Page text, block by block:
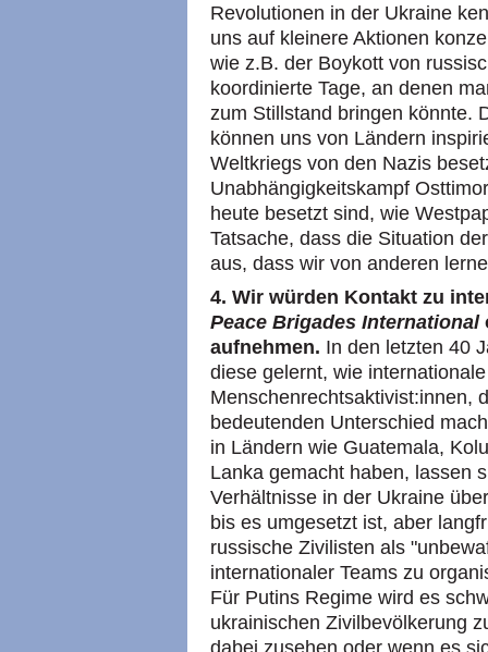
Revolutionen in der Ukraine
uns auf kleinere Aktionen
wie z.B. der Boykott von
koordinierte Tage, an denen
zum Stillstand bringen könnte.
können uns von Ländern
Weltkriegs von den Nazis
Unabhängigkeitskampf
heute besetzt sind, wie
Tatsache, dass die Situation
aus, dass wir von anderen
4. Wir würden Kontakt zu
Peace Brigades International
aufnehmen. In den letzten 40
diese gelernt, wie
Menschenrechtsaktivist:innen,
bedeutenden Unterschied
in Ländern wie Guatemala,
Lanka gemacht haben, lassen
Verhältnisse in der Ukraine
bis es umgesetzt ist, aber
russische Zivilisten als
internationaler Teams zu
Für Putins Regime wird es
ukrainischen Zivilbevölkerung
dabei zusehen oder wenn es